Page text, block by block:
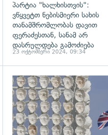
პარტია "ხალხისთვის":
ვწყვეტთ ნებისმიერი სახის
თანამშრომლობას დავით
ფერაძესთან, სანამ არ
დასრულდება გამოძიება
23 ოქტომბერი 2024, 09:34
გადახედვა